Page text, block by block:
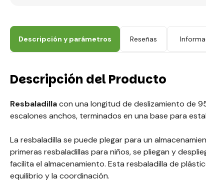
Descripción y parámetros Reseñas
Descripción del Producto
Resbaladillacon una longitud de deslizamiento de
escalones anchos, terminados en una base para
La resbaladilla se puede plegar para un
primeras resbaladillas para niños, se pliegan y
facilita el almacenamiento. Esta resbaladilla de
equilibrio y la coordinación.